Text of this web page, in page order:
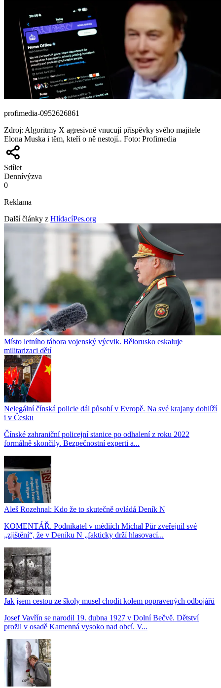
profimedia-0952626861
Zdroj: Algoritmy X agresivně vnucují příspěvky svého majitele
Elona Muska i těm, kteří o ně nestojí.. Foto: Profimedia
Sdílet
Dennívýzva
0
Reklama
Další články z HlídacíPes.org
Místo letního tábora vojenský výcvik. Bělorusko eskaluje
militarizaci dětí
Nelegální čínská policie dál působí v Evropě. Na své krajany dohlíží
i v Česku
Čínské zahraniční policejní stanice po odhalení z roku 2022
formálně skončily. Bezpečnostní experti a...
Aleš Rozehnal: Kdo že to skutečně ovládá Deník N
KOMENTÁŘ. Podnikatel v médiích Michal Půr zveřejnil své
„zjištění“, že v Deníku N „fakticky drží hlasovací...
Jak jsem cestou ze školy musel chodit kolem popravených odbojářů
Josef Vavřín se narodil 19. dubna 1927 v Dolní Bečvě. Dětství
prožil v osadě Kamenná vysoko nad obcí. V...